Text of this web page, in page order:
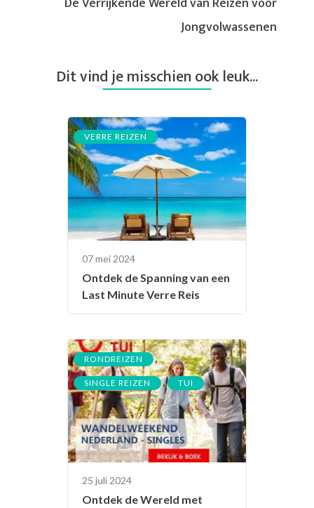
Jongvolwassenen
Dit vind je misschien ook leuk...
VERRE REIZEN
07 mei 2024
Ontdek de Spanning van een
Last Minute Verre Reis
RONDREIZEN ,
SINGLE REIZEN , TUI
25 juli 2024
Ontdek de Wereld met